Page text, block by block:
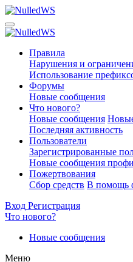
Правила
Нарушения и
Использование
Форумы
Новые сообщения
Что нового?
Новые сообщения
Последняя активность
Пользователи
Зарегистрированные
Новые сообщения
Пожертвования
Сбор средств В помощь
Вход Регистрация
Что нового?
Новые сообщения
Меню